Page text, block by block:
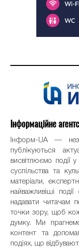
Інформаційне
Інформ-UA —
публікуються
висвітлюємо події
суспільства та
матеріали,
найважливіші
надавати читачам
точки зору, щоб
думку. Ми
контент та
подіях, що